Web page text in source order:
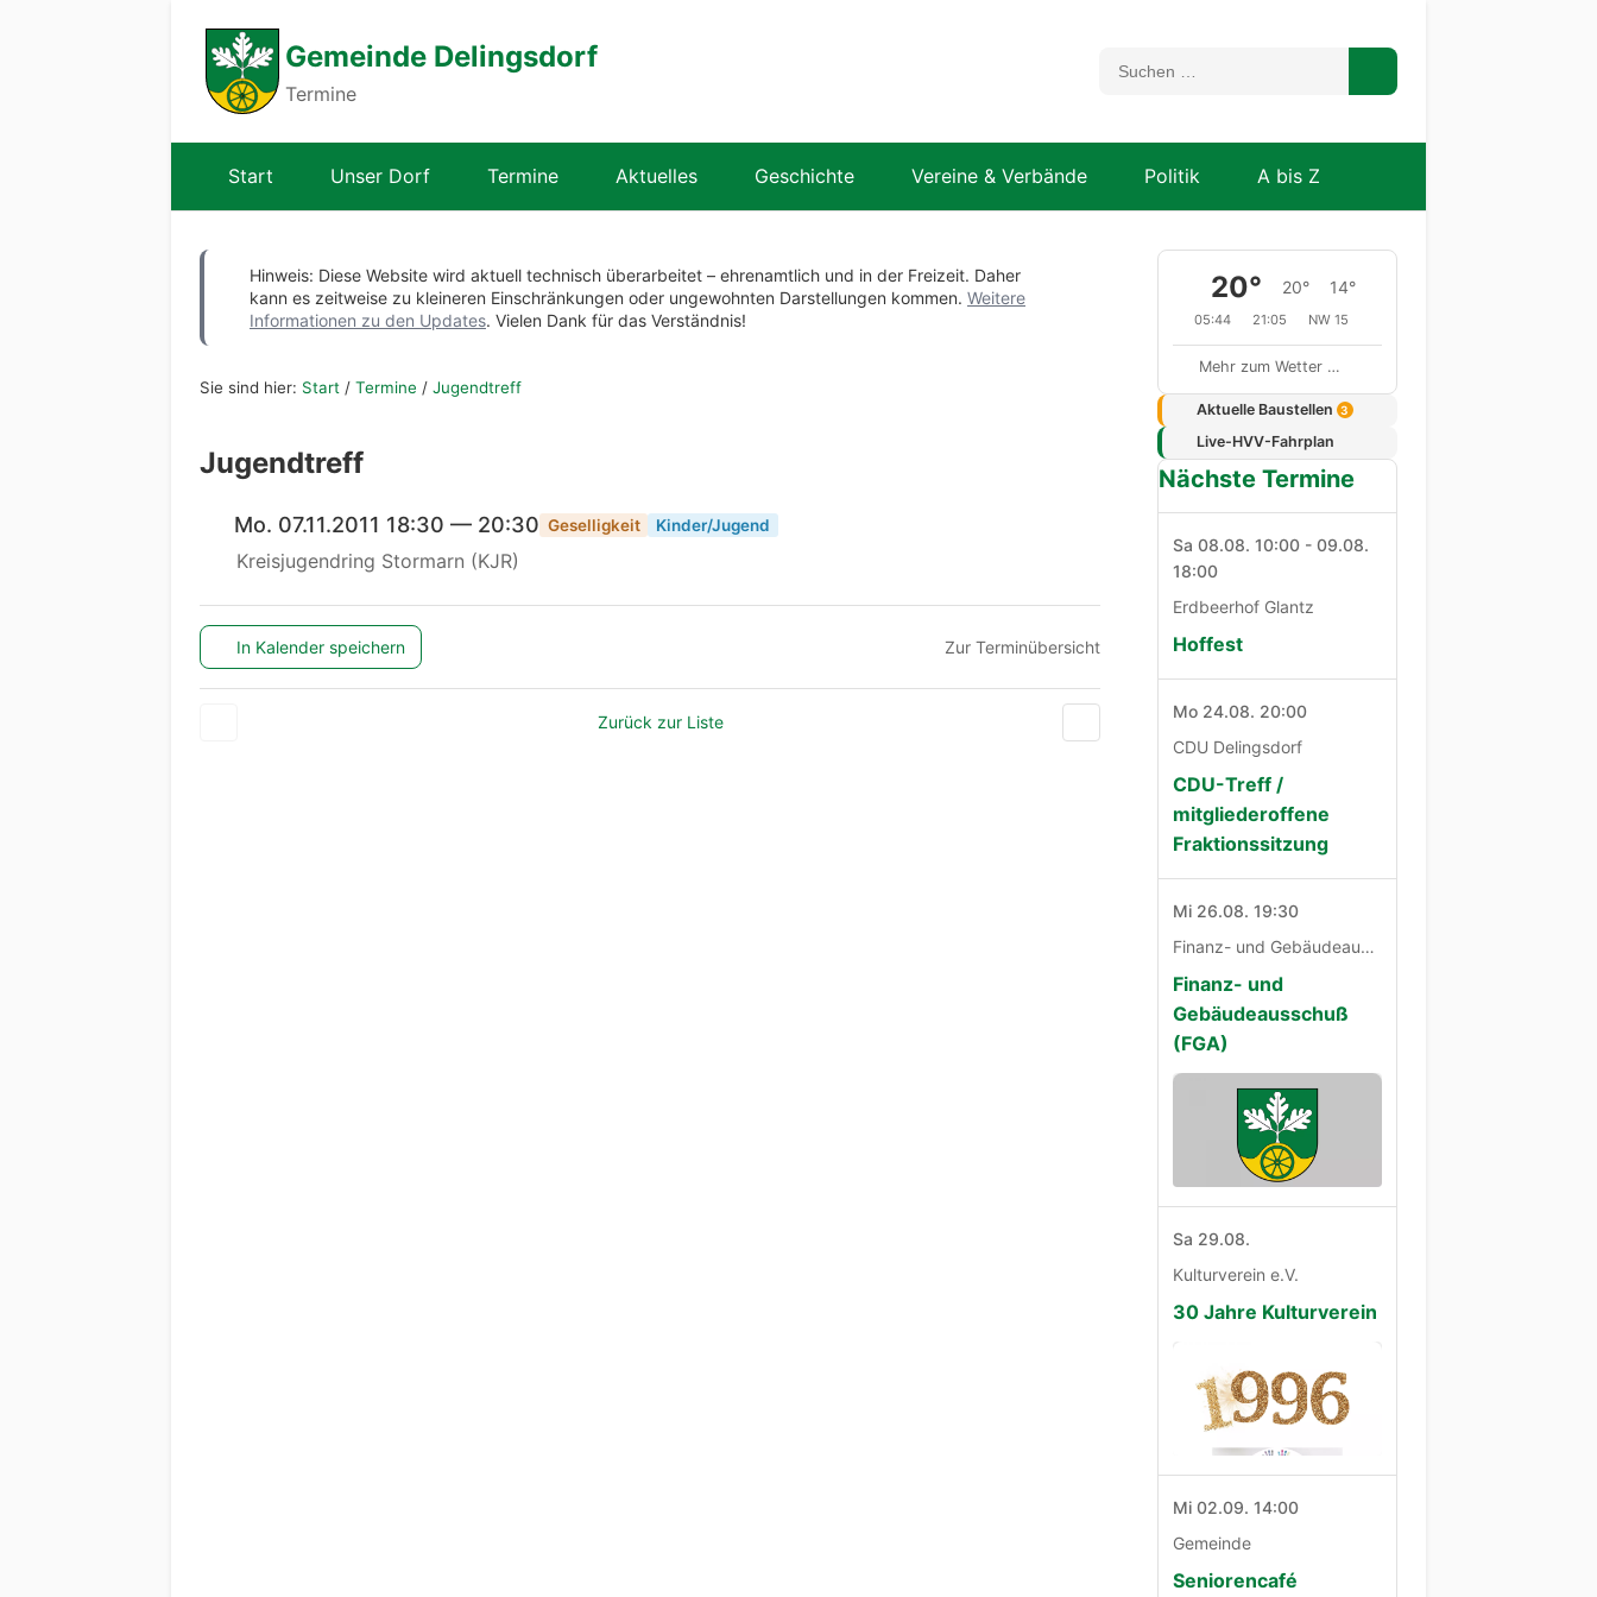
Gemeinde Delingsdorf
Termine
Start Unser Dorf Termine Aktuelles Geschichte Vereine & Verbände Politik A bis Z
Hinweis: Diese Website wird aktuell technisch überarbeitet – ehrenamtlich und in der Freizeit. Daher
kann es zeitweise zu kleineren Einschränkungen oder ungewohnten Darstellungen kommen. Weitere
Informationen zu den Updates. Vielen Dank für das Verständnis!
Sie sind hier: Start / Termine / Jugendtreff
Jugendtreff
Mo. 07.11.2011 18:30 — 20:30 Geselligkeit Kinder/Jugend
Kreisjugendring Stormarn (KJR)
In Kalender speichern Zur Terminübersicht
Zurück zur Liste
20° 20° 14°
05:44 21:05 NW 15
Mehr zum Wetter …
Aktuelle Baustellen 3
Live-HVV-Fahrplan
Nächste Termine
Sa 08.08. 10:00 - 09.08.
18:00
Erdbeerhof Glantz
Hoffest
Mo 24.08. 20:00
CDU Delingsdorf
CDU-Treff /
mitgliederoffene
Fraktionssitzung
Mi 26.08. 19:30
Finanz- und Gebäudeausschuß
Finanz- und
Gebäudeausschuß
(FGA)
Sa 29.08.
Kulturverein e.V.
30 Jahre Kulturverein
Mi 02.09. 14:00
Gemeinde
Seniorencafé